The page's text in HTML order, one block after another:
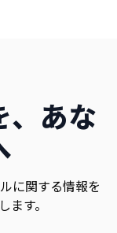
、あな
に関する情報を
ます。